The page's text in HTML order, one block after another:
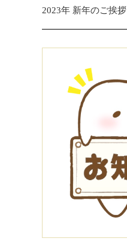
2023年 新年のご挨拶